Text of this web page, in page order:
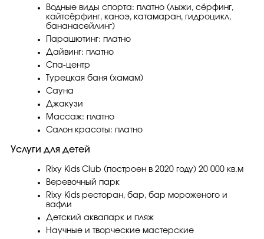
Водные виды спорта: платно (лыжи, сёрфинг,
кайтсёрфинг, каноэ, катамаран, гидроцикл,
бананасейлинг)
Парашютинг: платно
Дайвинг: платно
Спа-центр
Турецкая баня (хамам)
Сауна
Джакузи
Массаж: платно
Салон красоты: платно
Услуги для детей
Rixy Kids Club (построен в 2020 году) 20 000 кв.м
Веревочный парк
Rixy Kids ресторан, бар, бар мороженого и
вафли
Детский аквапарк и пляж
Научные и творческие мастерские